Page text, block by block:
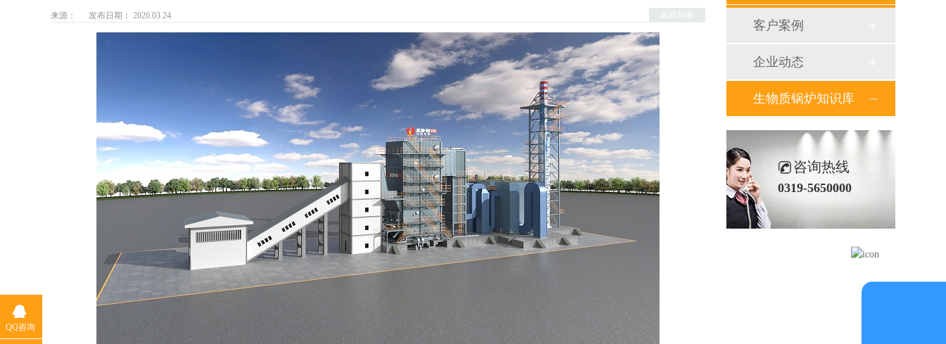
返回列表
来源： 发布日期： 2026.03.24
客户案例
企业动态
生物质锅炉知识库
咨询热线
0319-5650000
QQ咨询